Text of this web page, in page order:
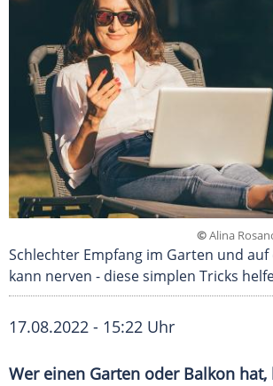
©Alina
Schlechter Empfang im Garten und
kann nerven - diese simplen Tricks
17.08.2022 - 15:22 Uhr
Wer einen Garten oder Balkon hat,